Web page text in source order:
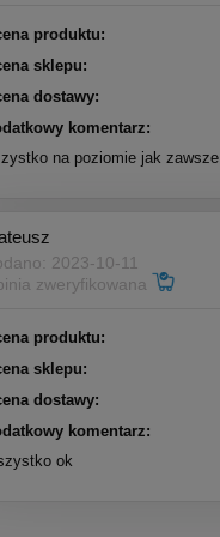
produktu:
sklepu:
dostawy:
komentarz:
na poziomie jak zawsze
2023-10-11
zweryfikowana
produktu:
sklepu:
dostawy:
komentarz:
ok